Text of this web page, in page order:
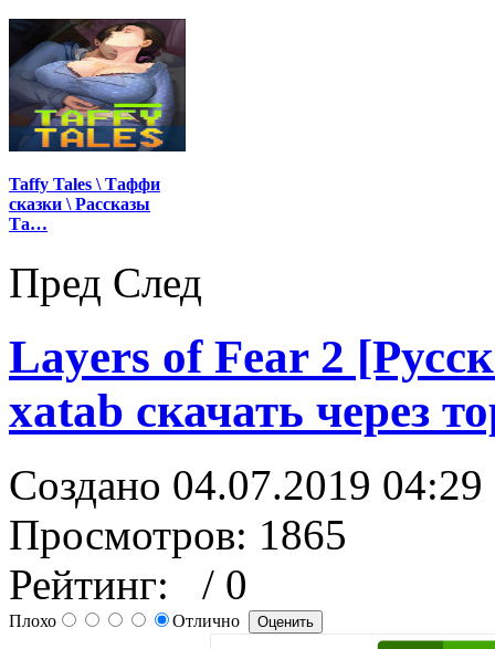
Taffy Tales \ Таффи
сказки \ Рассказы
Та…
Пред След
Layers of Fear 2
xatab скачать через
Создано 04.07.2019 04:29
Просмотров: 1865
Рейтинг:
/ 0
Плохо Отлично